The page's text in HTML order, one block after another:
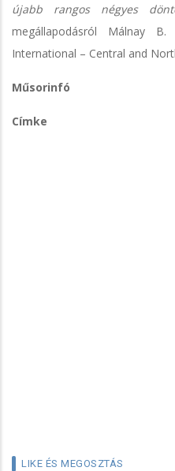
újabb rangos négyes
megállapodásról Málnay
International – Central and
Műsorinfó
Címke
LIKE ÉS MEGOSZTÁS